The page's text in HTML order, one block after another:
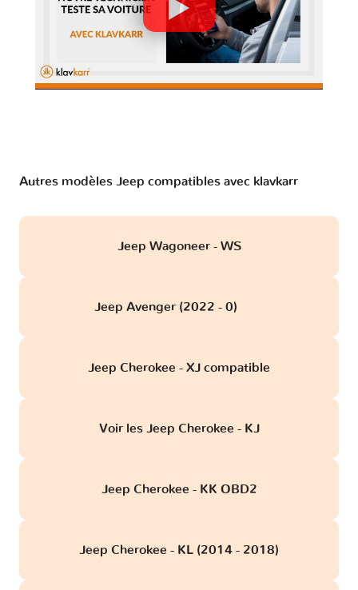
Autres modèles Jeep compatibles avec klavkarr
Jeep Wagoneer - WS
Jeep Avenger (2022 - 0)
Jeep Cherokee - XJ compatible
Voir les Jeep Cherokee - KJ
Jeep Cherokee - KK OBD2
Jeep Cherokee - KL (2014 - 2018)